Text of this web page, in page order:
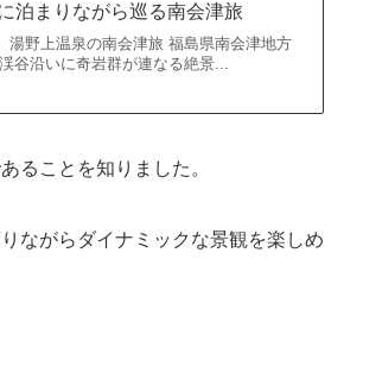
泊まりながら巡る南会津旅
湯野上温泉の南会津旅 福島県南会津地方
谷沿いに奇岩群が連なる絶景...
ることを知りました。
ながらダイナミックな景観を楽しめ